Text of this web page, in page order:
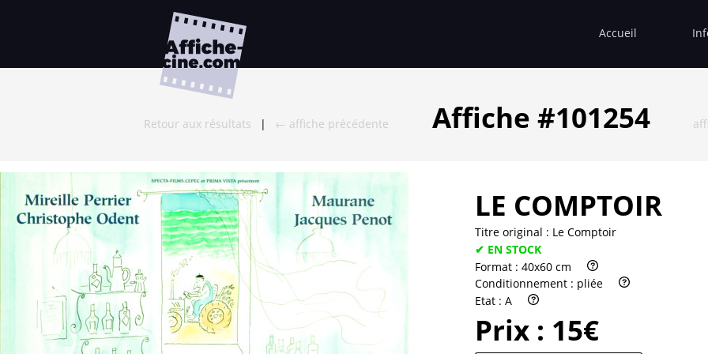
Accueil
Retour aux résultats | ← affiche précédente Affiche #101254
LE COMPTOIR
Titre original : Le Comptoir
✔ EN STOCK
Format : 40x60 cm
Conditionnement : pliée
Etat : A
Prix : 15€